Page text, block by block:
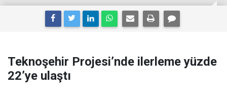
Teknoşehir Projesi’nde ilerleme yüzde
22’ye ulaştı